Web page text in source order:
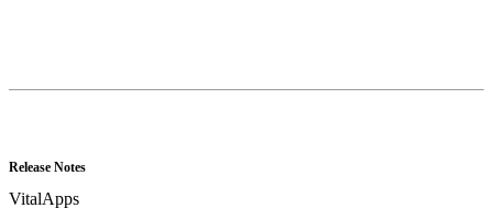
Release Notes
VitalApps